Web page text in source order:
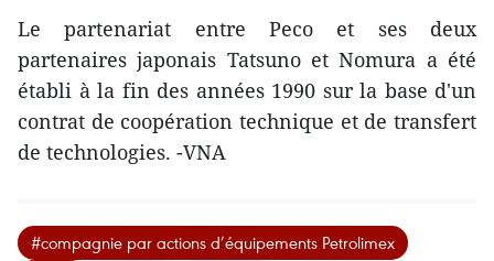
Le partenariat entre Peco et ses deux
partenaires japonais Tatsuno et Nomura a été
établi à la fin des années 1990 sur la base d'un
contrat de coopération technique et de transfert
de technologies. -VNA
#compagnie par actions d’équipements Petrolimex